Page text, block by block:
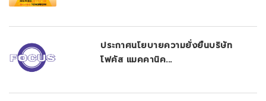
ประกาศนโยบายความยั่งยืนบริษัท
โฟคัส แมคคานิค...